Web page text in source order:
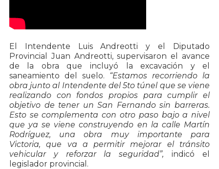
El Intendente Luis Andreotti y el Diputado
Provincial Juan Andreotti, supervisaron el avance
de la obra que incluyó la excavación y el
saneamiento del suelo. “Estamos recorriendo la
obra junto al Intendente del 5to túnel que se viene
realizando con fondos propios para cumplir el
objetivo de tener un San Fernando sin barreras.
Esto se complementa con otro paso bajo a nivel
que ya se viene construyendo en la calle Martín
Rodríguez, una obra muy importante para
Victoria, que va a permitir mejorar el tránsito
vehicular y reforzar la seguridad”,indicó el
legislador provincial.